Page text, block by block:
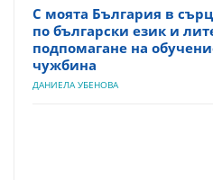
С моята България в
по български език и
подпомагане на
чужбина
ДАНИЕЛА УБЕНОВА